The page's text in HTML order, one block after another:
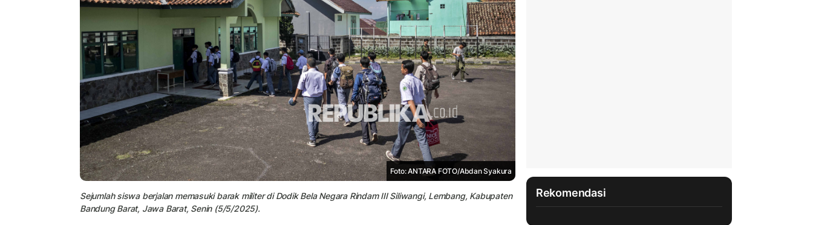
Foto: ANTARA FOTO/Abdan Syakura
Sejumlah siswa berjalan memasuki barak militer di Dodik Bela Negara Rindam III Siliwangi, Lembang, Kabupaten
Bandung Barat, Jawa Barat, Senin (5/5/2025).
Rekomendasi